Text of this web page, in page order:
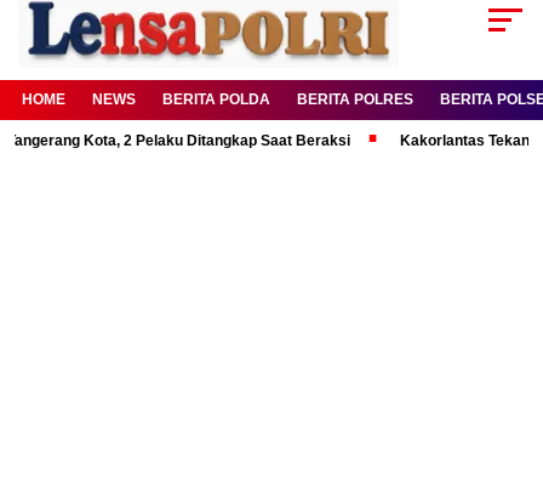
HOME NEWS BERITA POLDA BERITA POLRES BERITA
Kota, 2 Pelaku Ditangkap Saat Beraksi Kakorlantas Tekankan